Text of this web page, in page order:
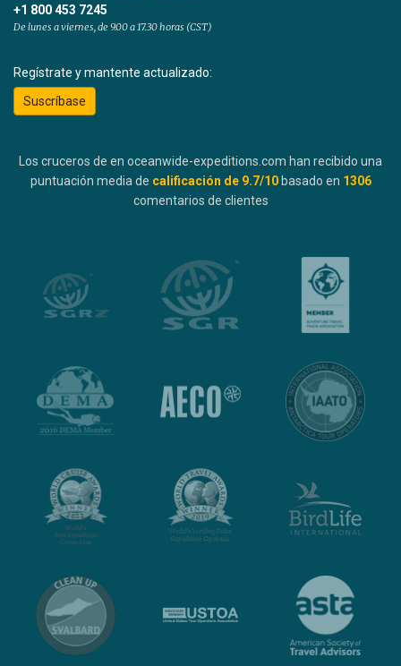
+1 800 453 7245
De lunes a viernes, de 9.00 a 17.30 horas (CST)
Regístrate y mantente actualizado:
Suscríbase
Los cruceros de en oceanwide-expeditions.com han recibido una
puntuación media de calificación de 9.7/10 basado en 1306
comentarios de clientes